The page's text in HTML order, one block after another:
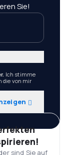
Sie!
Ich stimme
die von mir
sind Sie auf